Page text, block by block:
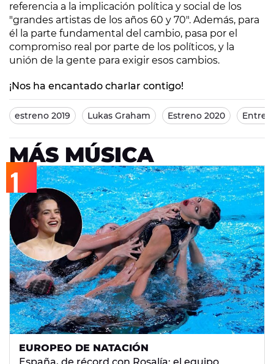
referencia a la implicación política y social de los
"grandes artistas de los años 60 y 70". Además, para
él la parte fundamental del cambio, pasa por el
compromiso real por parte de los políticos, y la
unión de la gente para exigir esos cambios.
¡Nos ha encantado charlar contigo!
estreno 2019 Lukas Graham Estreno 2020
MÁS MÚSICA
EUROPEO DE NATACIÓN